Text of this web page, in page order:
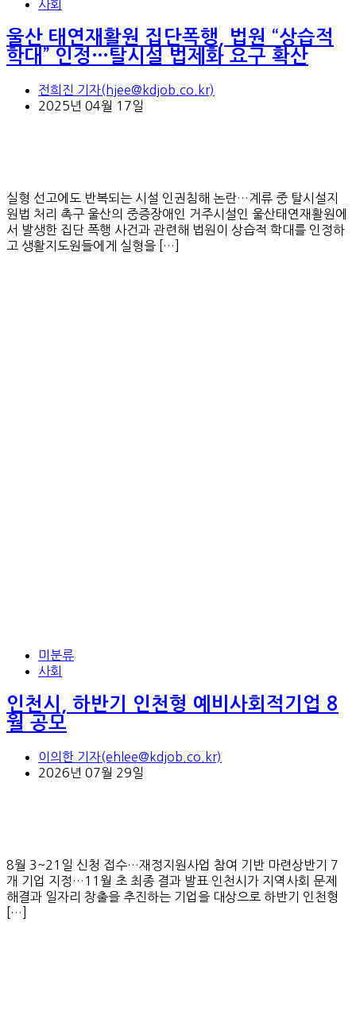
사회
울산 태연재활원 집단폭행, 법원 “상습적
학대” 인정…탈시설 법제화 요구 확산
전희진 기자(hjee@kdjob.co.kr)
2025년 04월 17일
실형 선고에도 반복되는 시설 인권침해 논란…계류 중 탈시설지
원법 처리 촉구 울산의 중증장애인 거주시설인 울산태연재활원에
서 발생한 집단 폭행 사건과 관련해 법원이 상습적 학대를 인정하
고 생활지도원들에게 실형을 […]
미분류
사회
인천시, 하반기 인천형 예비사회적기업 8
월 공모
이의한 기자(ehlee@kdjob.co.kr)
2026년 07월 29일
8월 3~21일 신청 접수…재정지원사업 참여 기반 마련상반기 7
개 기업 지정…11월 초 최종 결과 발표 인천시가 지역사회 문제
해결과 일자리 창출을 추진하는 기업을 대상으로 하반기 인천형
[…]